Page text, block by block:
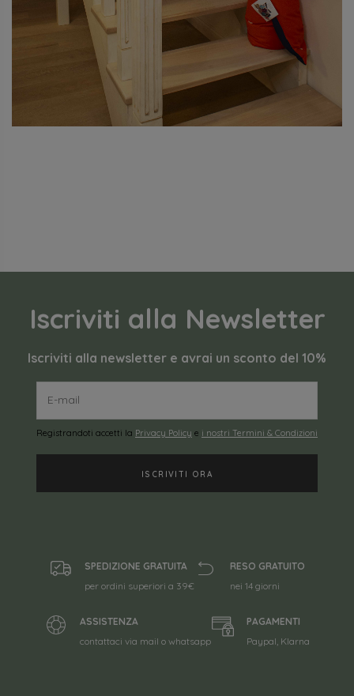
Iscriviti alla Newsletter
Iscriviti alla newsletter e avrai un sconto del 10%
Registrandoti accetti la Privacy Policy e i nostri Termini & Condizioni
SPEDIZIONE GRATUITA
per ordini superiori a 39€
RESO GRATUITO
nei 14 giorni
ASSISTENZA
contattaci via mail o whatsapp
PAGAMENTI
Paypal, Klarna